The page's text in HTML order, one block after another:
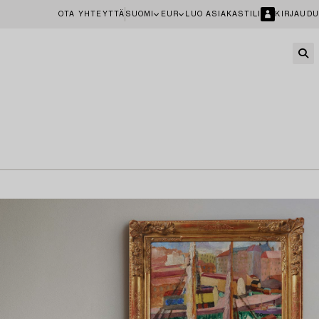
OTA YHTEYTTÄ SUOMI EUR LUO ASIAKASTILI KIRJAUDU